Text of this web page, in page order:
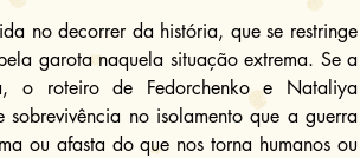
no decorrer da história, que se restringe
garota naquela situação extrema. Se a
o roteiro de Fedorchenko e Nataliya
no isolamento que a guerra
ou afasta do que nos torna humanos ou